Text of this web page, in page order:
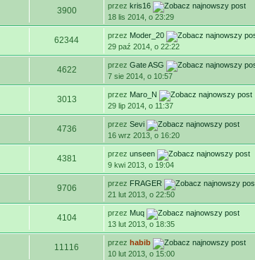
3900 przezkris16
18 lis 2014, o 23:29
62344 przez Moder_20
29 paź 2014, o 22:22
4622 przezGate ASG
7 sie 2014, o 10:57
3013 przez Maro_N
29 lip 2014, o 11:37
4736 przezSevi
16 wrz 2013, o 16:20
4381 przezunseen
9 kwi 2013, o 19:04
9706 przez FRAGER
21 lut 2013, o 22:50
4104 przez Muq
13 lut 2013, o 18:35
11116 przezhabib
10 lut 2013, o 15:00